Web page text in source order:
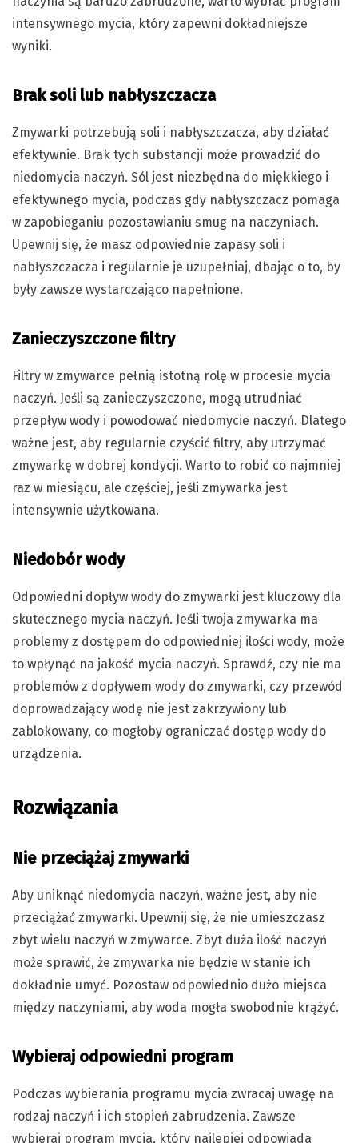
intensywnego mycia, który zapewni dokładniejsze
wyniki.
Brak soli lub nabłyszczacza
Zmywarki potrzebują soli i nabłyszczacza, aby działać
efektywnie. Brak tych substancji może prowadzić do
niedomycia naczyń. Sól jest niezbędna do miękkiego i
efektywnego mycia, podczas gdy nabłyszczacz pomaga
w zapobieganiu pozostawianiu smug na naczyniach.
Upewnij się, że masz odpowiednie zapasy soli i
nabłyszczacza i regularnie je uzupełniaj, dbając o to, by
były zawsze wystarczająco napełnione.
Zanieczyszczone filtry
Filtry w zmywarce pełnią istotną rolę w procesie mycia
naczyń. Jeśli są zanieczyszczone, mogą utrudniać
przepływ wody i powodować niedomycie naczyń. Dlatego
ważne jest, aby regularnie czyścić filtry, aby utrzymać
zmywarkę w dobrej kondycji. Warto to robić co najmniej
raz w miesiącu, ale częściej, jeśli zmywarka jest
intensywnie użytkowana.
Niedobór wody
Odpowiedni dopływ wody do zmywarki jest kluczowy dla
skutecznego mycia naczyń. Jeśli twoja zmywarka ma
problemy z dostępem do odpowiedniej ilości wody, może
to wpłynąć na jakość mycia naczyń. Sprawdź, czy nie ma
problemów z dopływem wody do zmywarki, czy przewód
doprowadzający wodę nie jest zakrzywiony lub
zablokowany, co mogłoby ograniczać dostęp wody do
urządzenia.
Rozwiązania
Nie przeciążaj zmywarki
Aby uniknąć niedomycia naczyń, ważne jest, aby nie
przeciążać zmywarki. Upewnij się, że nie umieszczasz
zbyt wielu naczyń w zmywarce. Zbyt duża ilość naczyń
może sprawić, że zmywarka nie będzie w stanie ich
dokładnie umyć. Pozostaw odpowiednio dużo miejsca
między naczyniami, aby woda mogła swobodnie krążyć.
Wybieraj odpowiedni program
Podczas wybierania programu mycia zwracaj uwagę na
rodzaj naczyń i ich stopień zabrudzenia. Zawsze
wybieraj program mycia, który najlepiej odpowiada